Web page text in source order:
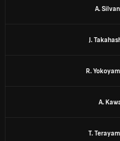
A.
J.
R.
A.
T.